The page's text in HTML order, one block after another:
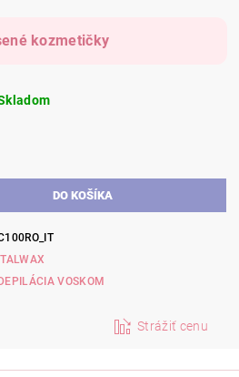
kozmetičky
VOSKOM
Strážiť cenu